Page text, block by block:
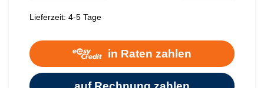
Lieferzeit: 4-5 Tage